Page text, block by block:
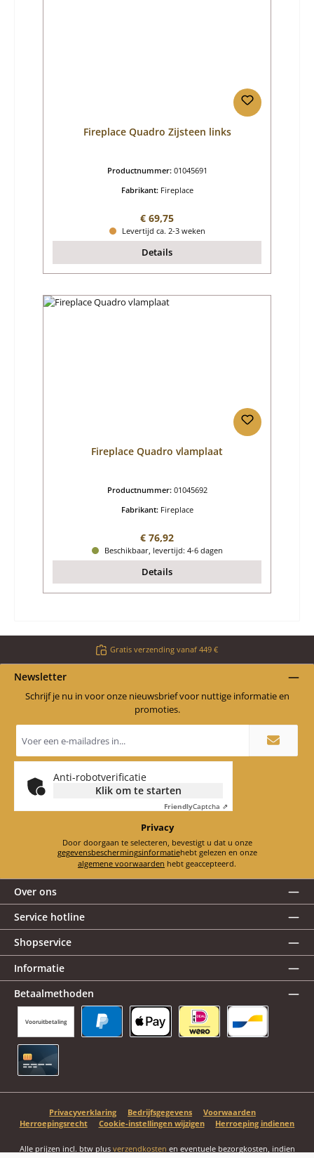
Fireplace Quadro Zijsteen links
Productnummer: 01045691
Fabrikant: Fireplace
Normale prijs:
€ 69,75
Levertijd ca. 2-3 weken
Details
Fireplace Quadro vlamplaat
Productnummer: 01045692
Fabrikant: Fireplace
Normale prijs:
€ 76,92
Beschikbaar, levertijd: 4-6 dagen
Details
Gratis verzending vanaf 449 €
Newsletter
Schrijf je nu in voor onze nieuwsbrief voor nuttige informatie en
promoties.
mailadres
*
Anti-robotverificatie
Klik om te starten
FriendlyCaptcha ⇗
Privacy
Door doorgaan te selecteren, bevestigt u dat u onze
gegevensbeschermingsinformatie
hebt gelezen en onze
algemene voorwaarden hebt geaccepteerd.
Over ons
Service hotline
Shopservice
Informatie
Betaalmethoden
Vooruitbetaling
Privacyverklaring Bedrijfsgegevens
Voorwaarden
Herroepingsrecht
Cookie-instellingen wijzigen Herroeping indienen
Alle prijzen incl. btw plus verzendkosten en eventuele bezorgkosten, indien